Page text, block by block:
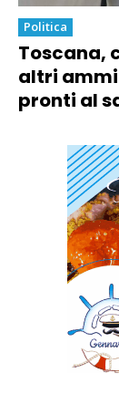
Politica
Toscana,
altri
pronti al